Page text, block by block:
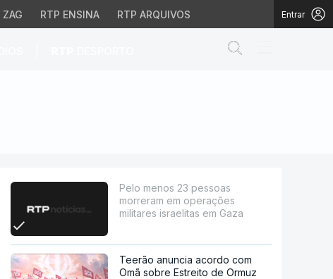
RTP ENSINA RTP ARQUIVOS Entrar
militares
Pelo menos 23 pessoas
morreram em operações
militares israelitas em Gaza
Teerão anuncia acordo com
Omã sobre Estreito de Ormuz